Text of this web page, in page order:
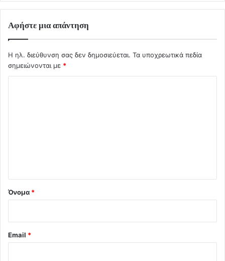
Αφήστε μια απάντηση
Η ηλ. διεύθυνση σας δεν δημοσιεύεται. Τα υποχρεωτικά πεδία
σημειώνονται με *
Όνομα *
Email *